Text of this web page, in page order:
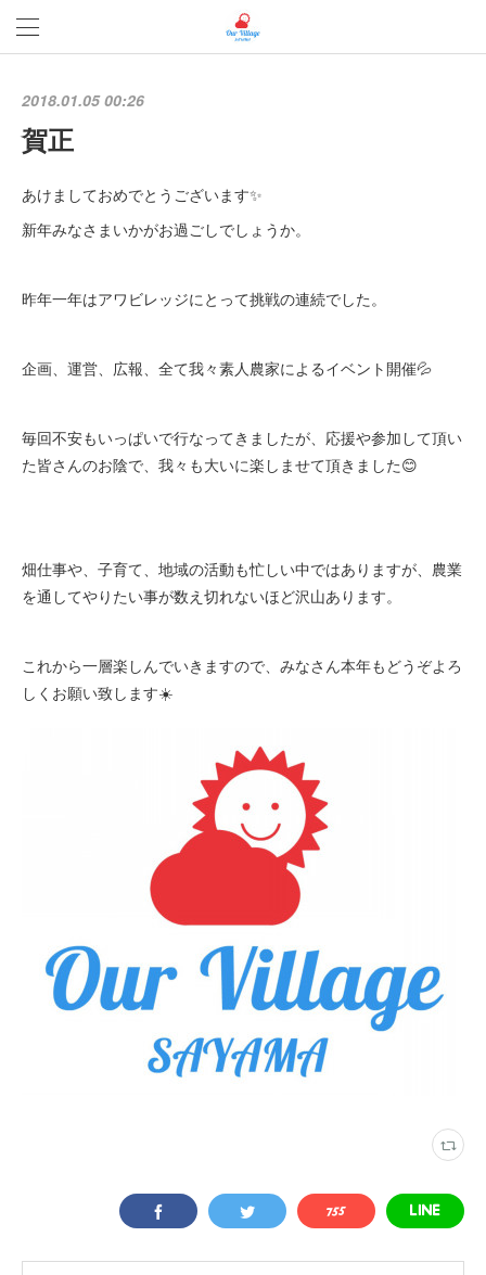
2018.01.05 00:26
賀正
あけましておめでとうございます✨
新年みなさまいかがお過ごしでしょうか。
昨年一年はアワビレッジにとって挑戦の連続でした。
企画、運営、広報、全て我々素人農家によるイベント開催💦
毎回不安もいっぱいで行なってきましたが、応援や参加して頂い
た皆さんのお陰で、我々も大いに楽しませて頂きました😊
畑仕事や、子育て、地域の活動も忙しい中ではありますが、農業
を通してやりたい事が数え切れないほど沢山あります。
これから一層楽しんでいきますので、みなさん本年もどうぞよろ
しくお願い致します☀️